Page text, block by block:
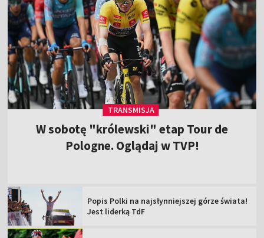
TRANSMISJA
W sobotę "królewski" etap Tour de
Pologne. Oglądaj w TVP!
Popis Polki na najsłynniejszej górze świata!
Jest liderką TdF